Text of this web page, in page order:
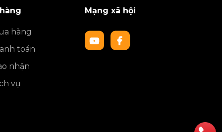
hàng
toán
nhận
vụ
Mạng xã hội